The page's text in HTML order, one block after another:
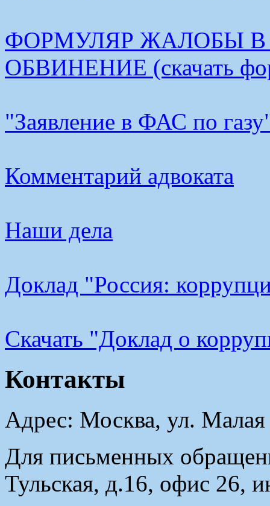
ФОРМУЛЯР ЖАЛОБЫ
ОБВИНЕНИЕ (скачать
"Заявление в ФАС по
Комментарий адвоката
Наши дела
Доклад "Россия:
Cкачать "Доклад о
Контакты
Адрес: Москва, ул.
Для письменных
Тульская, д.16, офис 26,